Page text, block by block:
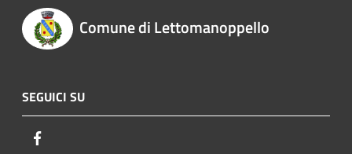
Comune di Lettomanoppello
SEGUICI SU